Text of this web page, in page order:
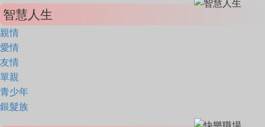
智慧人生
親情
愛情
友情
單親
青少年
銀髮族